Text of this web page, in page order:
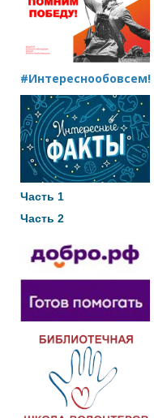
#Интереснообовсем!
Часть 1
Часть 2